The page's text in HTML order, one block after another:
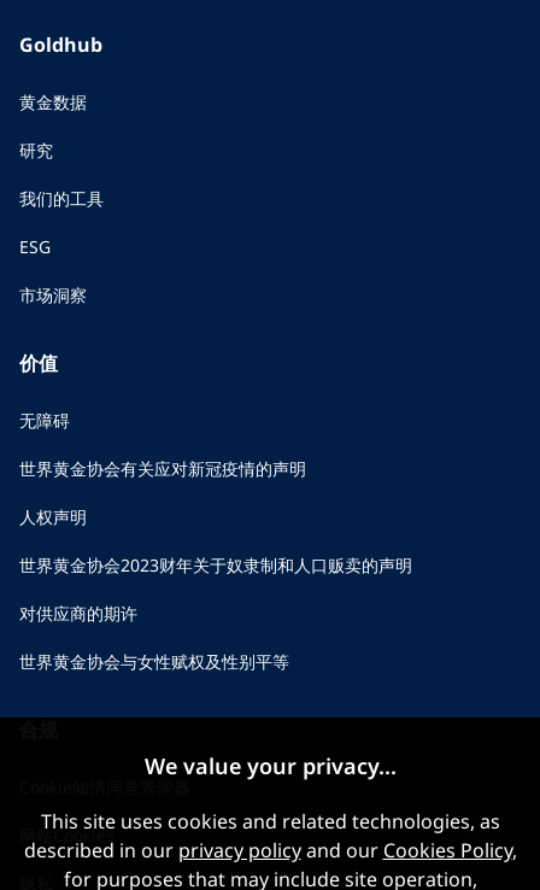
Goldhub
黄金数据
研究
我们的工具
ESG
市场洞察
价值
无障碍
世界黄金协会有关应对新冠疫情的声明
人权声明
世界黄金协会2023财年关于奴隶制和人口贩卖的声明
对供应商的期许
世界黄金协会与女性赋权及性别平等
网站Cookies
We value your privacy...
This site uses cookies and related technologies, as
described in our privacy policyand our Cookies Policy,
for purposes that may include site operation,